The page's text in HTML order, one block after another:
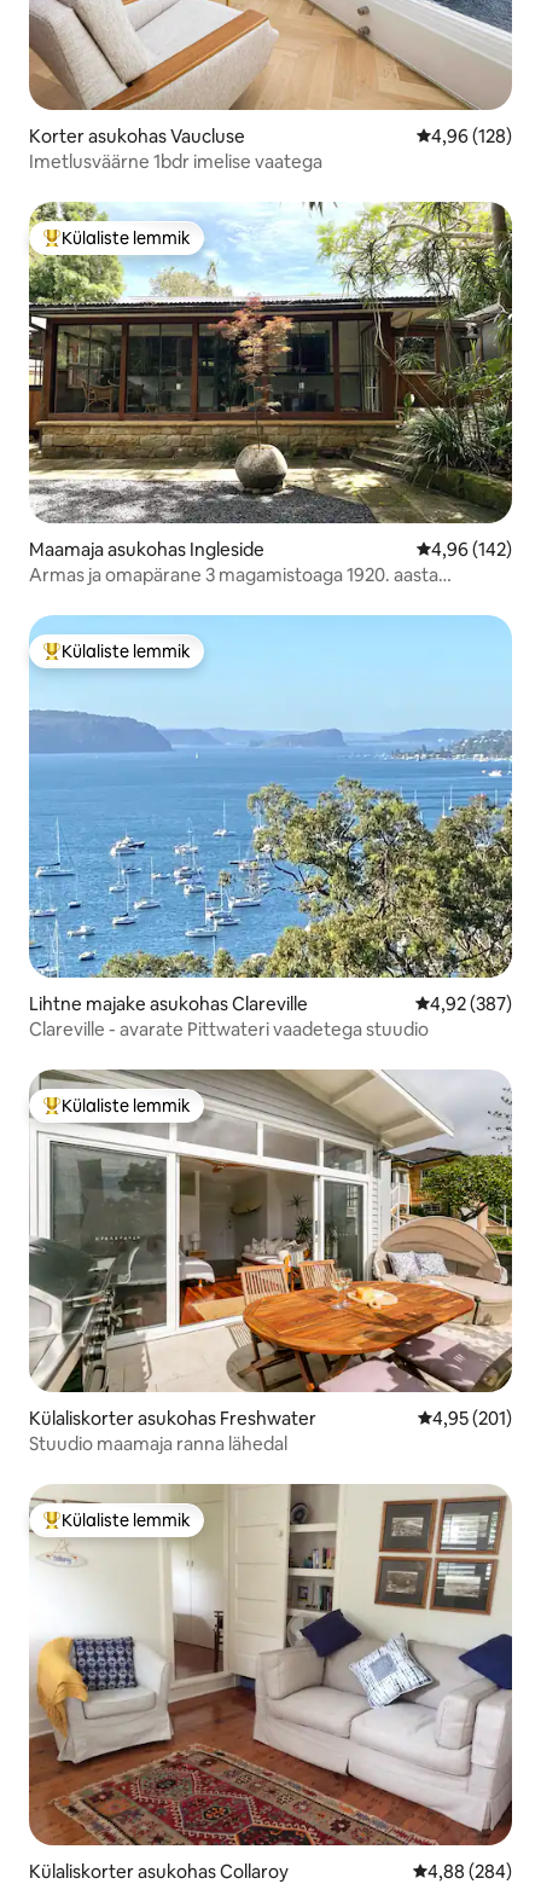
Korter asukohas Vaucluse Keskmine
4,96 (128)
Imetlusväärne 1bdr imelise vaatega
Külaliste suur lemmik
Külaliste lemmik
Maamaja asukohas Ingleside Keskmine
4,96 (142)
Armas ja omapärane 3 magamistoaga 1920. aasta
Külaliste suur lemmik
Külaliste lemmik
Lihtne majake asukohas Clareville Keskmine
4,92 (387)
Clareville - avarate Pittwateri vaadetega stuudio
Külaliste suur lemmik
Külaliste lemmik
Külaliskorter asukohas Freshwater Keskmine
4,95 (201)
Stuudio maamaja ranna lähedal
Külaliste suur lemmik
Külaliste lemmik
Külaliskorter asukohas Collaroy Keskmine
4,88 (284)